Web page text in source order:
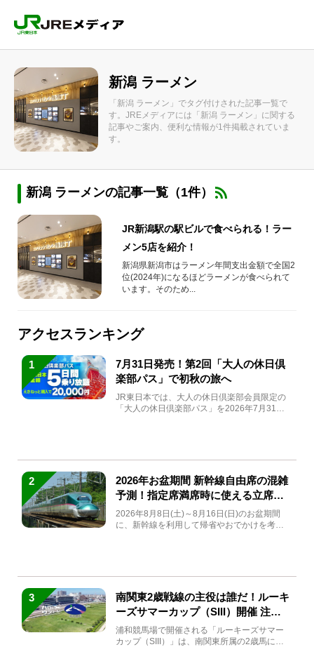
新潟 ラーメン
「新潟 ラーメン」でタグ付けされた記事一覧で
す。JREメディアには「新潟 ラーメン」に関する
記事やご案内、便利な情報が1件掲載されていま
す。
新潟 ラーメンの記事一覧（1件）
JR新潟駅の駅ビルで食べられる！ラー
メン5店を紹介！
新潟県新潟市はラーメン年間支出金額で全国2
位(2024年)になるほどラーメンが食べられて
います。そのため...
アクセスランキング
1
7月31日発売！第2回「大人の休日倶
楽部パス」で初秋の旅へ
JR東日本では、大人の休日倶楽部会員限定の
「大人の休日倶楽部パス」を2026年7月31日
2
2026年お盆期間 新幹線自由席の混雑
予測！指定席満席時に使える立席特
急券も解説
2026年8月8日(土)～8月16日(日)のお盆期間
に、新幹線を利用して帰省やおでかけを考え
3
南関東2歳戦線の主役は誰だ！ルーキ
ーズサマーカップ（SIII）開催 注目
馬と見どころをチェック
浦和競馬場で開催される「ルーキーズサマー
カップ（SIII）」は、南関東所属の2歳馬によ